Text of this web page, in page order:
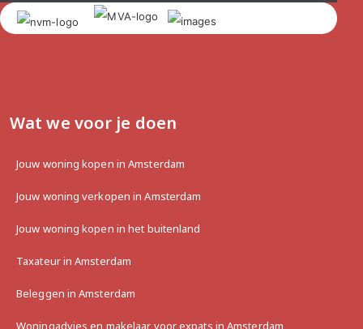
Wat we voor je doen
Jouw woning kopen in Amsterdam
Jouw woning verkopen in Amsterdam
Jouw woning kopen in het buitenland
Taxateur in Amsterdam
Beleggen in Amsterdam
Woningadvies en makelaar voor expats in Amsterdam